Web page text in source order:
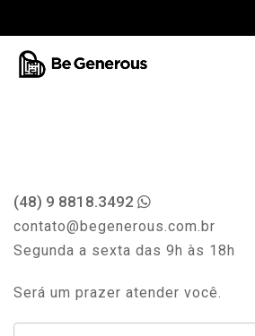
(48) 9 8818.3492
contato@begenerous.com.br
Segunda a sexta das 9h às 18h
Será um prazer atender você.